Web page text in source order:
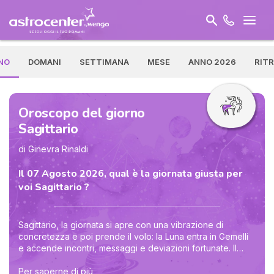
DOMANI SETTIMANA MESE ANNO 2026
Oroscopo del giorno
Sagittario
di Ginevra Rinaldi
Il 07 Agosto 2026, qual è la giornata giusta per
voi Sagittario ?
Sagittario, la giornata si apre con una vibrazione di
concretezza e poi prende il volo: la Luna entra in Gemelli
e accende incontri, messaggi e deviazioni fortunate. Il
trigono Sole-Saturno ti aiuta a trasformare un’idea brillante
in un piccolo passo reale: conferma quell’appuntamento,
Per saperne di più